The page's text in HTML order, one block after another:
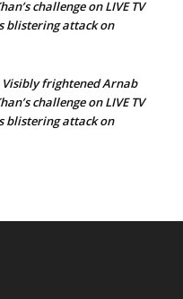
challenge on LIVE TV
blistering attack on
Visibly frightened Arnab
challenge on LIVE TV
blistering attack on